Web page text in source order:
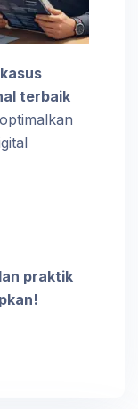
terbaik
praktik